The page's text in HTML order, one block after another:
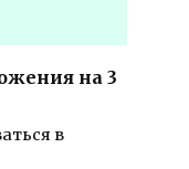
на 3
в